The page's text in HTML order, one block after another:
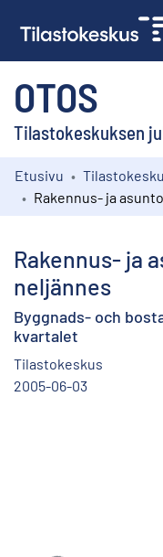
OTOS
Tilastokeskuksen
Kokoelmat
Etusivu
Rakennus- ja
neljännes
Byggnads- och
kvartalet
Tilastokeskus
2005-06-03